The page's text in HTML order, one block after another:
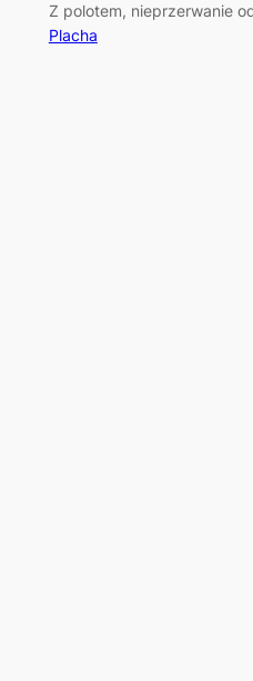
Z polotem, nieprzerwanie
Placha